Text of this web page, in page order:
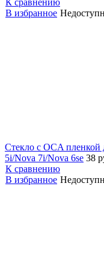
К сравнению
В избранное
Стекло с OCA пленкой
5i/Nova 7i/Nova 6se 38
К сравнению
В избранное